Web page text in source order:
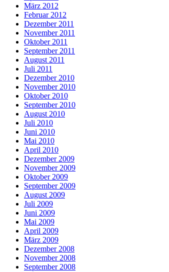
März 2012
Februar 2012
Dezember 2011
November 2011
Oktober 2011
September 2011
August 2011
Juli 2011
Dezember 2010
November 2010
Oktober 2010
September 2010
August 2010
Juli 2010
Juni 2010
Mai 2010
April 2010
Dezember 2009
November 2009
Oktober 2009
September 2009
August 2009
Juli 2009
Juni 2009
Mai 2009
April 2009
März 2009
Dezember 2008
November 2008
September 2008